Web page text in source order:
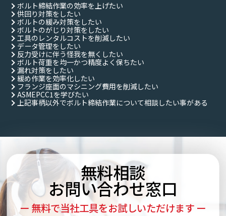
ボルト締結作業の効率を上げたい
供回り対策をしたい
ボルトの緩み対策をしたい
ボルトのがじり対策をしたい
工具のレンタルコストを削減したい
データ管理をしたい
反力受けに伴う怪我を無くしたい
ボルト荷重を均一かつ精度よく保ちたい
漏れ対策をしたい
緩め作業を効率化したい
フランジ座面のマシニング費用を削減したい
ASMEPCC1を学びたい
上記事柄以外でボルト締結作業について相談したい事がある
無料相談
お問い合わせ窓口
ー 無料で当社工具をお試しいただけます ー